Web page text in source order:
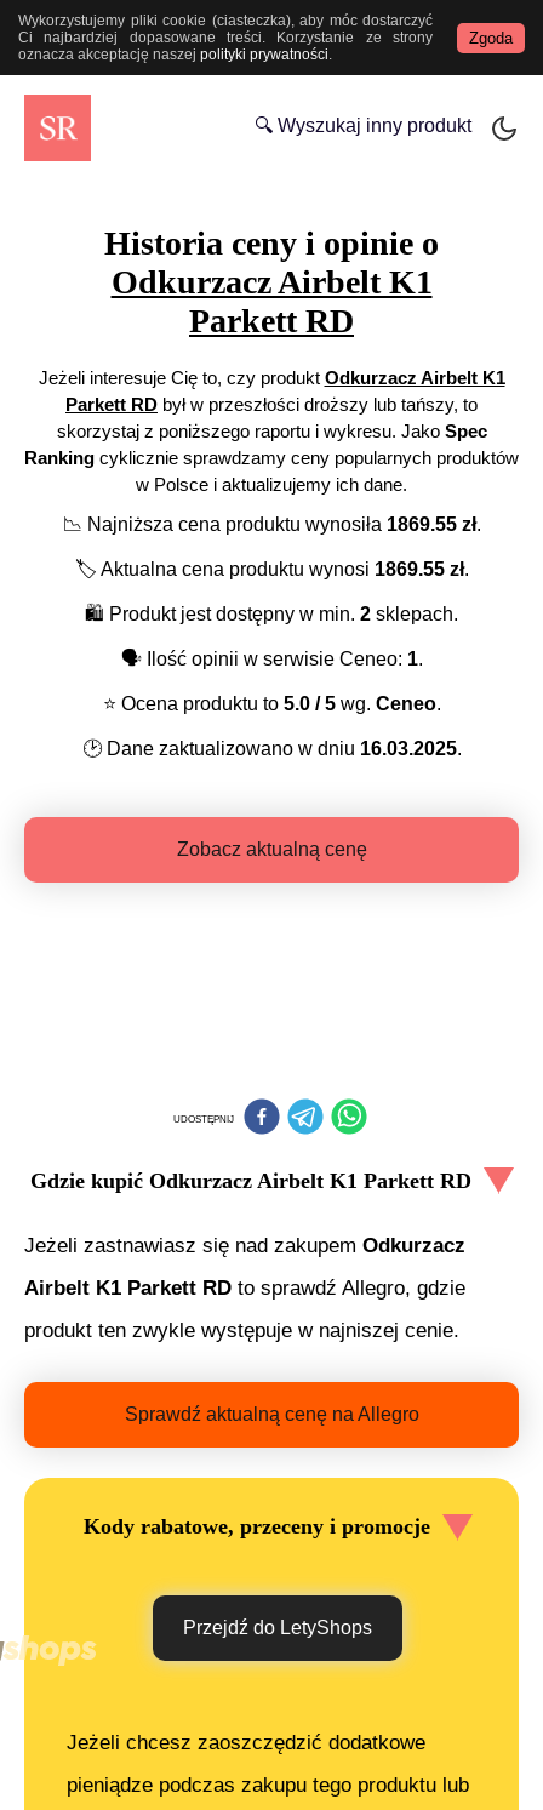
Wykorzystujemy pliki cookie (ciasteczka), aby móc dostarczyć
Ci najbardziej dopasowane treści. Korzystanie ze strony
oznacza akceptację naszej polityki prywatności.
Zgoda
🔍 Wyszukaj inny produkt
Historia ceny i opinie o
Odkurzacz Airbelt K1
Parkett RD
Jeżeli interesuje Cię to, czy produkt Odkurzacz Airbelt K1
Parkett RD był w przeszłości droższy lub tańszy, to
skorzystaj z poniższego raportu i wykresu. Jako Spec
Ranking cyklicznie sprawdzamy ceny popularnych produktów
w Polsce i aktualizujemy ich dane.
📉 Najniższa cena produktu wynosiła 1869.55zł.
🏷️ Aktualna cena produktu wynosi 1869.55zł.
🛍️ Produkt jest dostępny w min. 2 sklepach.
🗣️Ilość opinii w serwisie Ceneo: 1.
⭐️ Ocena produktu to 5.0/ 5wg. Ceneo.
🕑Dane zaktualizowano w dniu 16.03.2025.
Zobacz aktualną cenę
UDOSTĘPNIJ
Gdzie kupić Odkurzacz Airbelt K1 Parkett RD
Jeżeli zastnawiasz się nad zakupem Odkurzacz
Airbelt K1 Parkett RD to sprawdź Allegro, gdzie
produkt ten zwykle występuje w najniszej cenie.
Sprawdź aktualną cenę na Allegro
Kody rabatowe, przeceny i promocje
Przejdź do LetyShops
Jeżeli chcesz zaoszczędzić dodatkowe
pieniądze podczas zakupu tego produktu lub